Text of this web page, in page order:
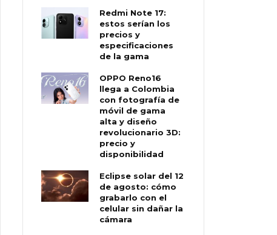
Redmi Note 17:
estos serían los
precios y
especificaciones
de la gama
OPPO Reno16
llega a Colombia
con fotografía de
móvil de gama
alta y diseño
revolucionario 3D:
precio y
disponibilidad
Eclipse solar del 12
de agosto: cómo
grabarlo con el
celular sin dañar la
cámara